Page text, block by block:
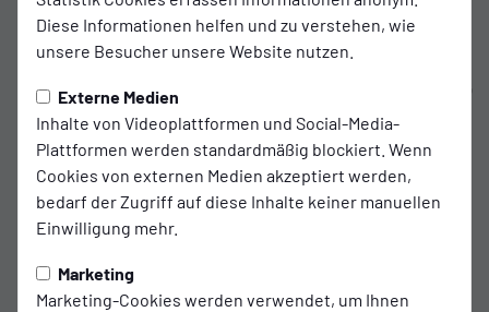
Diese Informationen helfen und zu verstehen, wie
unsere Besucher unsere Website nutzen.
Externe Medien
Inhalte von Videoplattformen und Social-Media-
Plattformen werden standardmäßig blockiert. Wenn
Cookies von externen Medien akzeptiert werden,
bedarf der Zugriff auf diese Inhalte keiner manuellen
Einwilligung mehr.
Marketing
Marketing-Cookies werden verwendet, um Ihnen
den nächsten Heimerfolg fest im Blick
Nick Stepantsev hatte wahrlich keinen einfachen
Saisonstart. Beim Auftakt-Derby gegen den SV Meppen (0:1)
stand der Neuzugang von Kickers Emden nicht im Kader.
Eine Woche später verfolgte der Offensivmann die
Auswärtspartie bei der SV Drochtersen/Assel (1:3) von der
ersten bis zur letzten Sekunde auf der Ersatzbank. Im
Pokalspiel gegen D/A (0:5) durfte er dann erstmals in einem
Zwischenstand von 0:4 in der 66. Minute eingewechselt.
„Das war definitiv eine sehr schwierige Phase für mich“,